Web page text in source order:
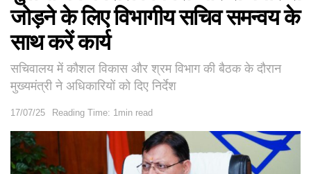
जोड़ने के लिए विभागीय सचिव समन्वय के
साथ करें कार्य
सचिवालय में कौशल विकास और श्रम विभाग की बैठक के दौरान
मुख्यमंत्री ने अधिकारियों को दिए निर्देश
17/07/25 Reading Time: 1min read